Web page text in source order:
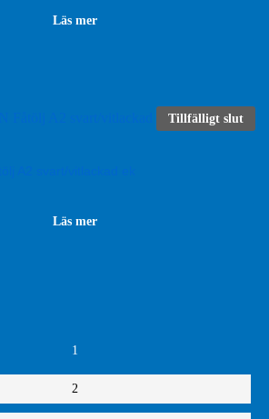
Läs mer
Tillfälligt slut
Läs mer
1
2